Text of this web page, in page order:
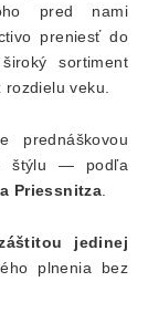
pred nami
preniesť do
sortiment
rozdielu veku.
prednáškovou
štýlu — podľa
Priessnitza.
jedinej
plnenia bez